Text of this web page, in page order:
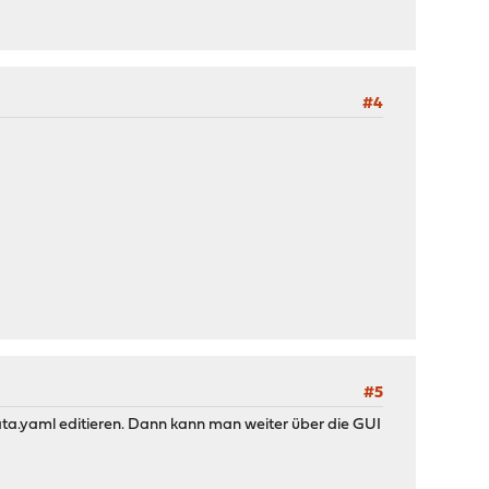
#4
#5
editieren. Dann kann man weiter über die GUI